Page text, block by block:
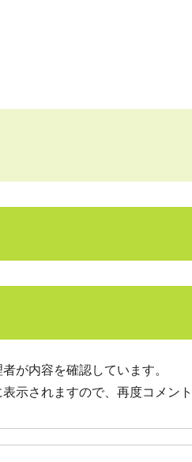
が内容を確認しています。
示されますので、再度コメン